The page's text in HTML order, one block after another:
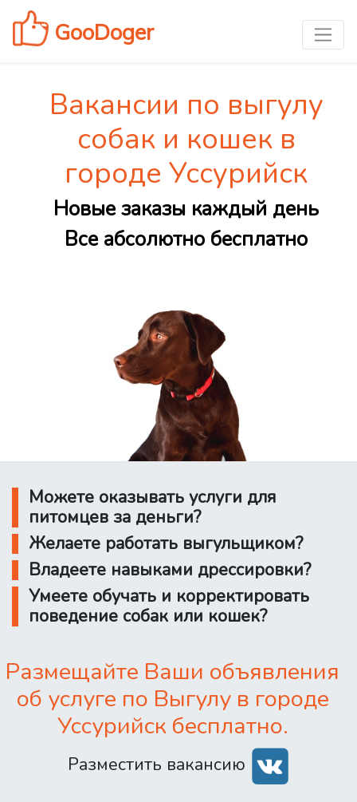
GooDoger
Вакансии по выгулу
собак и кошек в
городе Уссурийск
Новые заказы каждый день
Все абсолютно бесплатно
Можете оказывать услуги для
питомцев за деньги?
Желаете работать выгульщиком?
Владеете навыками дрессировки?
Умеете обучать и корректировать
поведение собак или кошек?
Размещайте Ваши объявления
об услуге по Выгулу в городе
Уссурийск бесплатно.
Разместить вакансию